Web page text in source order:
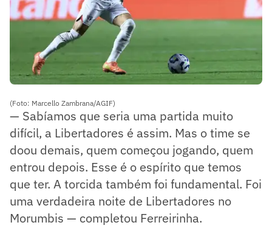
(Foto: Marcello Zambrana/AGIF)
— Sabíamos que seria uma partida muito
difícil, a Libertadores é assim. Mas o time se
doou demais, quem começou jogando, quem
entrou depois. Esse é o espírito que temos
que ter. A torcida também foi fundamental. Foi
uma verdadeira noite de Libertadores no
Morumbis — completou Ferreirinha.